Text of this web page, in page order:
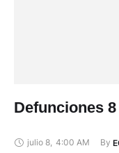
Defunciones
julio 8, 4:00 AM By